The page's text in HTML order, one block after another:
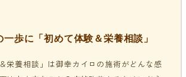
歩に「初めて体験＆栄養相談」
栄養相談」は御幸カイロの施術がどんな感